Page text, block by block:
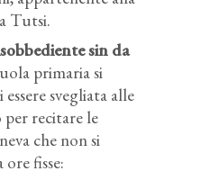
Tutsi.
sin da
primaria si
svegliata alle
recitare le
che non si
fisse: